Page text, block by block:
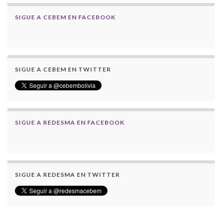
SIGUE A CEBEM EN FACEBOOK
SIGUE A CEBEM EN TWITTER
SIGUE A REDESMA EN FACEBOOK
SIGUE A REDESMA EN TWITTER